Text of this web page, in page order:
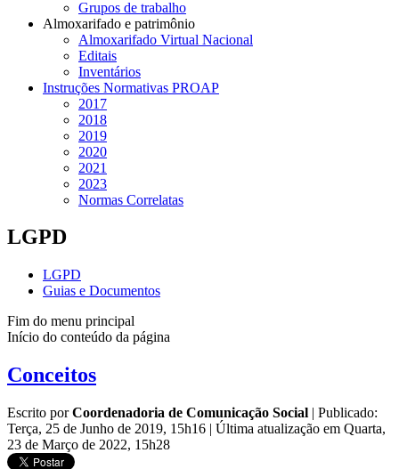
Grupos de trabalho
Almoxarifado e patrimônio
Almoxarifado Virtual Nacional
Editais
Inventários
Instruções Normativas PROAP
2017
2018
2019
2020
2021
2023
Normas Correlatas
LGPD
LGPD
Guias e Documentos
Fim do menu principal
Início do conteúdo da página
Conceitos
Escrito porCoordenadoria de Comunicação Social | Publicado:
Terça, 25 de Junho de 2019, 15h16 | Última atualização em Quarta,
23 de Março de 2022, 15h28